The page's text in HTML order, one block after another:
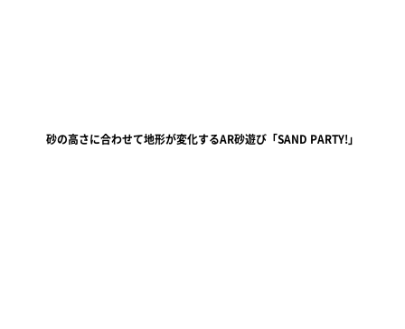
砂の高さに合わせて地形が変化するAR砂遊び「SAND PARTY!」